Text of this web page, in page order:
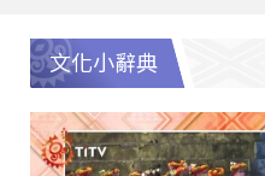
文化小辭典